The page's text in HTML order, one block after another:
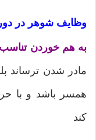
وظایف شوهر در
به هم خوردن تناسب
مادر شدن ترساند
همسر باشد و با
کند